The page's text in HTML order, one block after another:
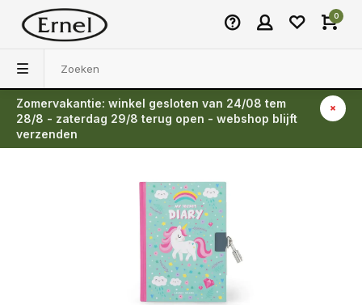
0
Zomervakantie: winkel gesloten van 24/08 tem
28/8 - zaterdag 29/8 terug open - webshop blijft
verzenden
Terug